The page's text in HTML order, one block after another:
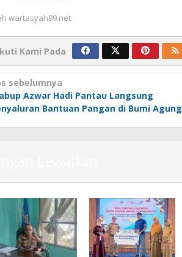
wartasyah99.net
Kami Pada
sebelumnya
Azwar Hadi Pantau Langsung
Bantuan Pangan di Bumi Agung